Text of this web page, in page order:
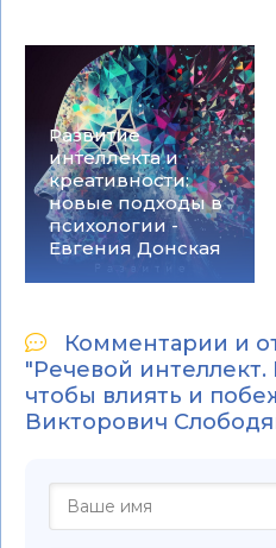
Развитие
интеллекта и
креативности:
новые подходы в
психологии -
Евгения Донская
Комментарии и
"Речевой интеллект.
чтобы влиять и
Викторович